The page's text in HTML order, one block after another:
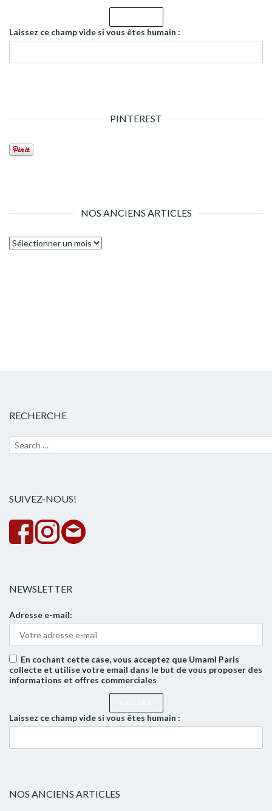
Laissez ce champ vide si vous êtes humain :
PINTEREST
NOS ANCIENS ARTICLES
Nos
RECHERCHE
Recherche
SUIVEZ-NOUS!
NEWSLETTER
Adresse e-mail:
En cochant cette case, vous acceptez que Umami Paris
collecte et utilise votre email dans le but de vous proposer des
informations et offres commerciales
Laissez ce champ vide si vous êtes humain :
NOS ANCIENS ARTICLES